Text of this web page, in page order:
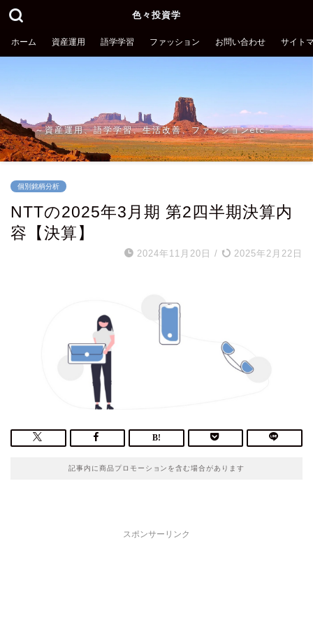
色々投資学
ホーム 資産運用 語学学習 ファッション お問い合わせ サイト
～資産運用、語学学習、生活改善、ファッションetc.～
個別銘柄分析
NTTの2025年3月期 第2四半期決算内
容【決算】
2024年11月20日 / 2025年2月22日
記事内に商品プロモーションを含む場合があります
スポンサーリンク